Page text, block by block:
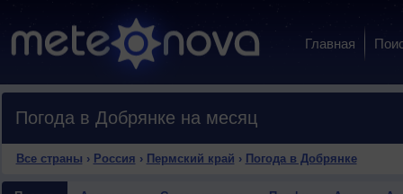
Главная
Погода в Добрянке на месяц
Все страны › Россия › Пермский край › Погода в Добрянке